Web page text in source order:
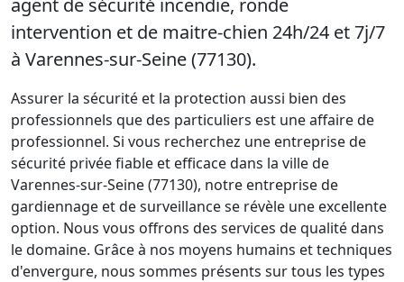
agent de sécurité incendie, ronde
intervention et de maitre-chien 24h/24 et 7j/7
à Varennes-sur-Seine (77130).
Assurer la sécurité et la protection aussi bien des
professionnels que des particuliers est une affaire de
professionnel. Si vous recherchez une entreprise de
sécurité privée fiable et efficace dans la ville de
Varennes-sur-Seine (77130), notre entreprise de
gardiennage et de surveillance se révèle une excellente
option. Nous vous offrons des services de qualité dans
le domaine. Grâce à nos moyens humains et techniques
d'envergure, nous sommes présents sur tous les types